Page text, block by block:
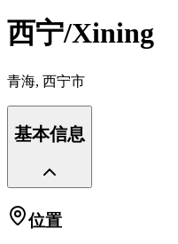
西宁/Xining
青海, 西宁市
基本信息
位置